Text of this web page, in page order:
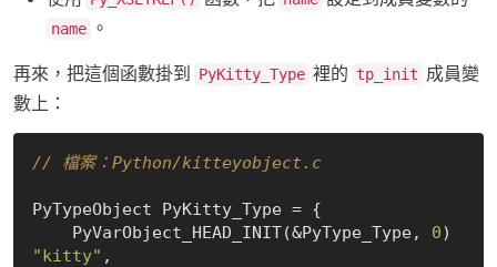
name 。
再來，把這個函數掛到 PyKitty_Type 裡的 tp_init 成員變
數上：
// 檔案：Python/kitteyobject.c
PyTypeObject PyKitty_Type = {
    PyVarObject_HEAD_INIT(&PyType_Type,
0
"kitty" ,